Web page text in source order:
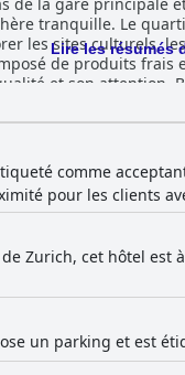
tranquille. Le
culturels, les
de produits
et son attention.
Les options de
bien préparée, ainsi
réputé pour sa
à proximité,
largement
ont abouti à un
sont
de lumière
de nettoyage
De la
pour toute
avec la
Lire les résumés
comme
pour les clients
Zurich, cet hôtel est
un parking et est